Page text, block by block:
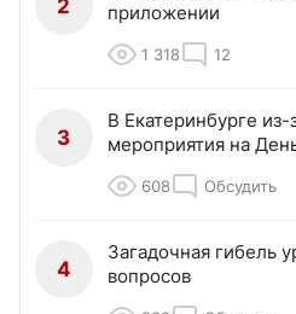
2
приложении
1 318 12
3
В Екатеринбурге
мероприятия на
608 Обсудить
4
Загадочная гибель
вопросов